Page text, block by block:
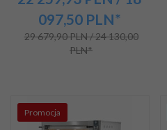
097,50 PLN*
29 679,90 PLN / 24 130,00
PLN*
Promocja